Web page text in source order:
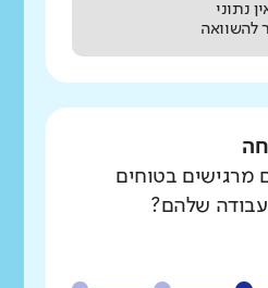
נתוני
להשוואה
מרגישים בטוחים
שלהם?